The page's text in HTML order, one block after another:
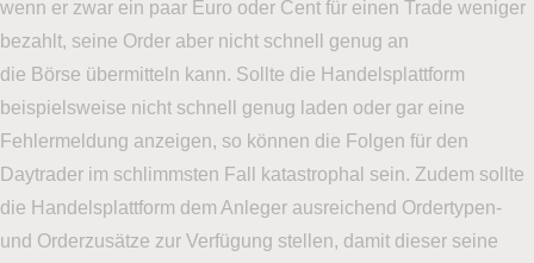
wenn er zwar ein paar Euro oder Cent für einen Trade weniger
bezahlt, seine Order aber nicht schnell genug an
die Börse übermitteln kann. Sollte die Handelsplattform
beispielsweise nicht schnell genug laden oder gar eine
Fehlermeldung anzeigen, so können die Folgen für den
Daytrader im schlimmsten Fall katastrophal sein. Zudem sollte
die Handelsplattform dem Anleger ausreichend Ordertypen-
und Orderzusätze zur Verfügung stellen, damit dieser seine